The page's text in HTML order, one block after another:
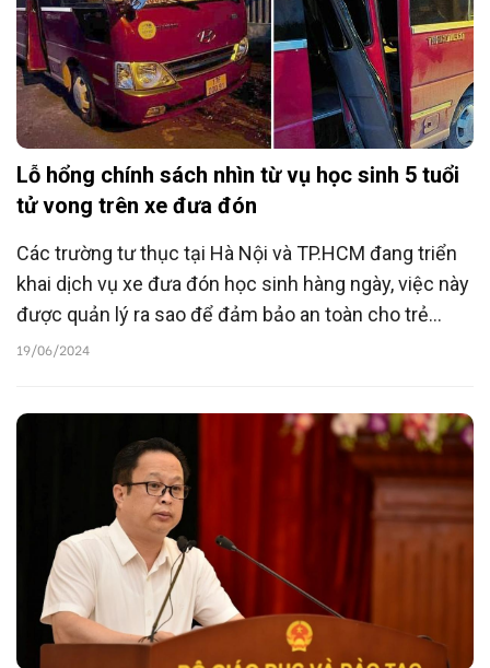
Lỗ hổng chính sách nhìn từ vụ học sinh 5 tuổi
tử vong trên xe đưa đón
Các trường tư thục tại Hà Nội và TP.HCM đang triển
khai dịch vụ xe đưa đón học sinh hàng ngày, việc này
được quản lý ra sao để đảm bảo an toàn cho trẻ
nhỏ?
19/06/2024